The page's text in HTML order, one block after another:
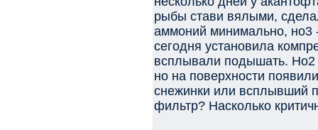
рыбы стави вялыми,
аммоний минимально, но3
сегодня установила
всплывали подышать. Но2
но на поверхности
снежинки или всплывший
фильтр? Насколько